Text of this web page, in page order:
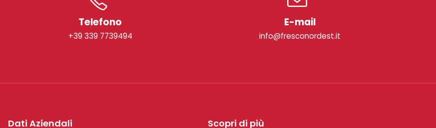
Telefono
+39 339 7739494
E-mail
info@fresconordest.it
Dati Aziendali Scopri di più